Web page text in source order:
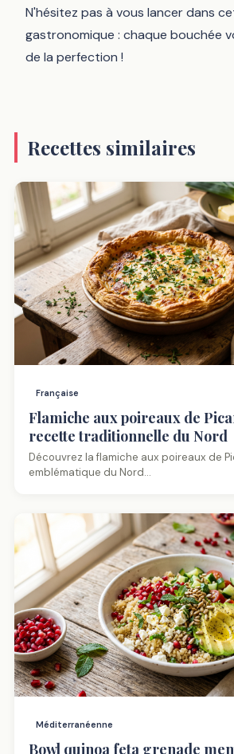
N'hésitez pas à vous lancer dans
gastronomique : chaque bouchée
de la perfection !
Recettes similaires
Française
Flamiche aux poireaux de
recette traditionnelle du Nord
Découvrez la flamiche aux poireaux de
emblématique du Nord…
Méditerranéenne
Bowl quinoa feta grenade